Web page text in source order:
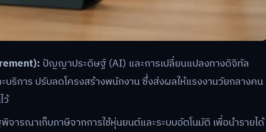
ปัญญาประดิษฐ์ (AI) และการเปลี่ยนแปลงทางดิจิทัล
ะบริการ ปรับลดโครงสร้างพนักงาน ซึ่งส่งผลให้แรงงานวัยกลางคน
ว้
จารณาเก็บภาษีจากการใช้หุ่นยนต์และระบบอัตโนมัติ เพื่อนำรายได้